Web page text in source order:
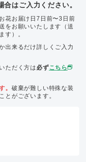
はご入力ください。
花お届け日7日前〜3日前
をお願いいたします（送
す）。
出来るだけ詳しくご入力
ただく方は 必ずこちら
。 破棄が難しい特殊な装
とがございます。